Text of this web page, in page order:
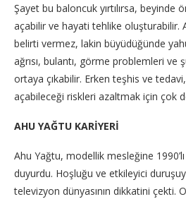
Şayet bu baloncuk yırtılırsa, beyinde
açabilir ve hayati tehlike oluşturabilir.
belirti vermez, lakin büyüdüğünde
ağrısı, bulantı, görme problemleri ve
ortaya çıkabilir. Erken teşhis ve
açabileceği riskleri azaltmak için çok
AHU YAĞTU KARİYERİ
Ahu Yağtu, modellik mesleğine
duyurdu. Hoşluğu ve etkileyici
televizyon dünyasının dikkatini çekti.